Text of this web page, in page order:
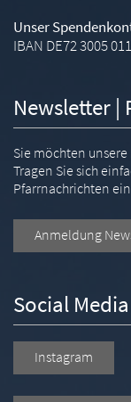
Unser
IBAN DE72 3005
Newsletter |
Sie möchten
Tragen Sie sich
Pfarrnachrichten
Anmeldung
Social Media
Instagram